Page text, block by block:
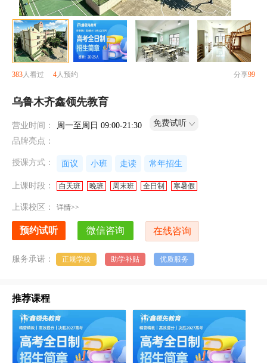
383人看过 4人预约 分享99
乌鲁木齐鑫领先教育
营业时间： 周一至周日 09:00-21:30
免费试听
品牌亮点：
授课方式： 面议 小班 走读 常年招生
上课时段： 白天班 晚班 周末班 全日制 寒暑假
上课校区： 详情>>
服务承诺： 正规学校 助学补贴 优质服务
推荐课程